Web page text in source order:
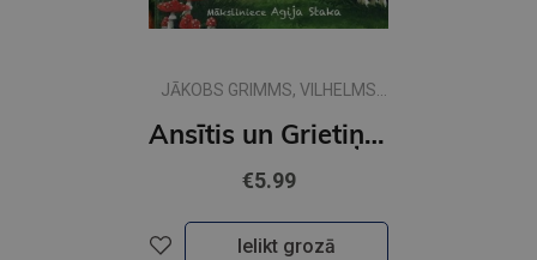
JĀKOBS GRIMMS, VILHELMS
Ansītis un Grietiņa / Pasaku klasika
€5.99
Ielikt grozā